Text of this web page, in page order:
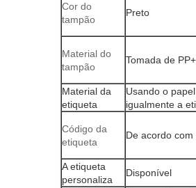
Cor do
tampão
Preto
Material do
tampão
Tomada de
Material da
etiqueta
Usando o
igualmente a
Código da
etiqueta
De acordo com
A etiqueta
personaliza
Disponível